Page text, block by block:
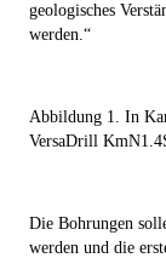
geologisches
werden.“
Abbildung 1. In
VersaDrill
Die Bohrungen
werden und die